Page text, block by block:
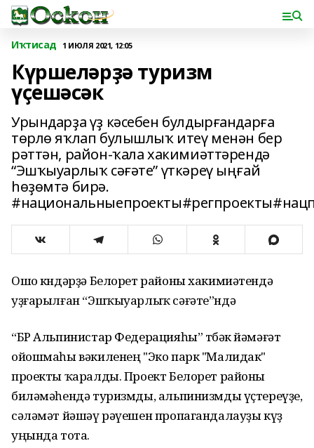
Иҡтисад 1 ИЮЛЯ 2021, 12:05
Күршеләрҙә туризм
үҫешәсәк
Урындарҙа үҙ кәсебен булдырғандарға
төрлө яҡлап булышлыҡ итеү менән бер
рәттән, район-ҡала хакимиәттәрендә
“Эшҡыуарлыҡ сәғәте” үткәреү ыңғай
һөҙөмтә бирә.
Ошо көндәрҙә Белорет районы хакимиәтендә
уҙғарылған “Эшҡыуарлыҡ сәғәте”ндә
“БР Альпинистар Федерацияһы” төбәк йәмәғәт
ойошмаһы вәкиленең "Эко парк "Малидак"
проекты ҡаралды. Проект Белорет районы
биләмәһендә туризмды, альпинизмды үҫтереүҙе,
сәләмәт йәшәү рәүешен пропагандалауҙы күҙ
уңында тота.